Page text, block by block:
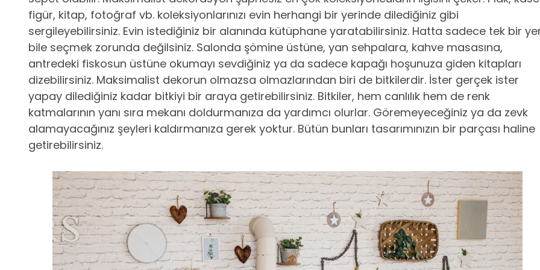
figür, kitap, fotoğraf vb. koleksiyonlarınızı evin herhangi bir yerinde dilediğiniz gibi
sergileyebilirsiniz. Evin istediğiniz bir alanında kütüphane yaratabilirsiniz. Hatta sadece tek bir
bile seçmek zorunda değilsiniz. Salonda şömine üstüne, yan sehpalara, kahve masasına,
antredeki fiskosun üstüne okumayı sevdiğiniz ya da sadece kapağı hoşunuza giden kitapları
dizebilirsiniz. Maksimalist dekorun olmazsa olmazlarından biri de bitkilerdir. İster gerçek ister
yapay dilediğiniz kadar bitkiyi bir araya getirebilirsiniz. Bitkiler, hem canlılık hem de renk
katmalarının yanı sıra mekanı doldurmanıza da yardımcı olurlar. Göremeyeceğiniz ya da zevk
alamayacağınız şeyleri kaldırmanıza gerek yoktur. Bütün bunları tasarımınızın bir parçası haline
getirebilirsiniz.